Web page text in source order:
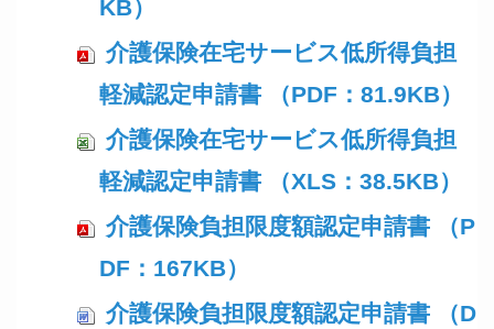
KB）
介護保険在宅サービス低所得負担
軽減認定申請書 （PDF：81.9KB）
介護保険在宅サービス低所得負担
軽減認定申請書 （XLS：38.5KB）
介護保険負担限度額認定申請書 （P
DF：167KB）
介護保険負担限度額認定申請書 （D